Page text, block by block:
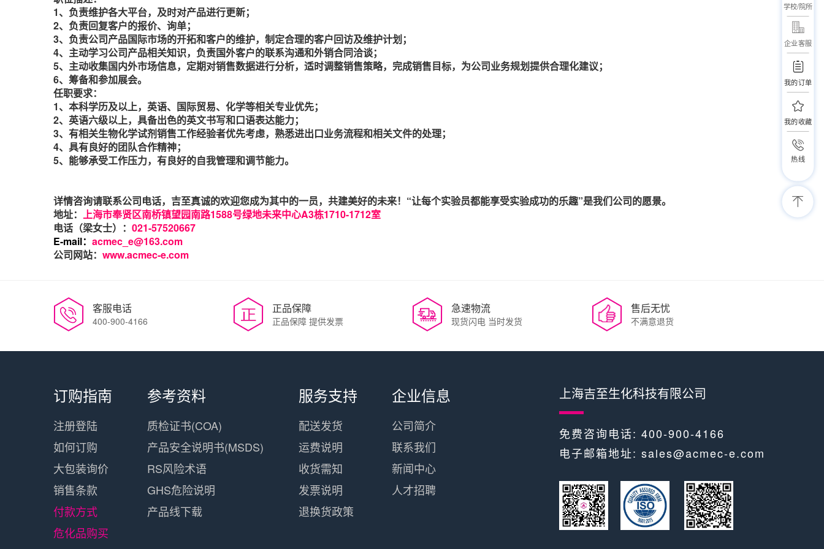
1、负责维护各大平台，及时对产品进行更新；
2、负责回复客户的报价、询单；
3、负责公司产品国际市场的开拓和客户的维护，制定合理的客户回访及维护计划；
4、主动学习公司产品相关知识，负责国外客户的联系沟通和外销合同洽谈；
5、主动收集国内外市场信息，定期对销售数据进行分析，适时调整销售策略，完成销售目标，为公司业务规划提供合理化建议；
6、筹备和参加展会。
任职要求：
1、本科学历及以上，英语、国际贸易、化学等相关专业优先；
2、英语六级以上，具备出色的英文书写和口语表达能力；
3、有相关生物化学试剂销售工作经验者优先考虑，熟悉进出口业务流程和相关文件的处理；
4、具有良好的团队合作精神；
5、能够承受工作压力，有良好的自我管理和调节能力。
详情咨询请联系公司电话，吉至真诚的欢迎您成为其中的一员，共建美好的未来！“让每个实验员都能享受实验成功的乐趣”是我们公司的愿景。
地址： 上海市奉贤区南桥镇望园南路1588号绿地未来中心A3栋1710-1712室
电话（梁女士）： 021-57520667
E-mail： acmec_e@163.com
公司网站： www.acmec-e.com
客服电话
400-900-4166
正品保障
正品保障 提供发票
急速物流
现货闪电 当时发货
售后无忧
不满意退货
订购指南
注册登陆
如何订购
大包装询价
销售条款
付款方式
危化品购买
参考资料
质检证书(COA)
产品安全说明书(MSDS)
RS风险术语
GHS危险说明
产品线下载
服务支持
配送发货
运费说明
收货需知
发票说明
退换货政策
企业信息
公司简介
联系我们
新闻中心
人才招聘
上海吉至生化科技有限公司
免费咨询电话: 400-900-4166
电子邮箱地址: sales@acmec-e.com
学校/院所
企业客服
我的订单
我的收藏
热线